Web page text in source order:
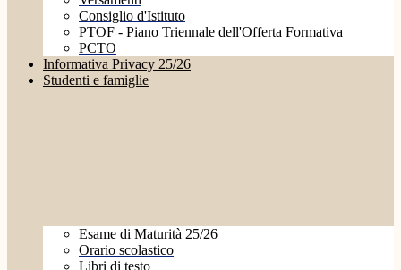
Consiglio d'Istituto
PTOF - Piano Triennale dell'Offerta Formativa
PCTO
Informativa Privacy 25/26
Studenti e famiglie
Esame di Maturità 25/26
Orario scolastico
Libri di testo